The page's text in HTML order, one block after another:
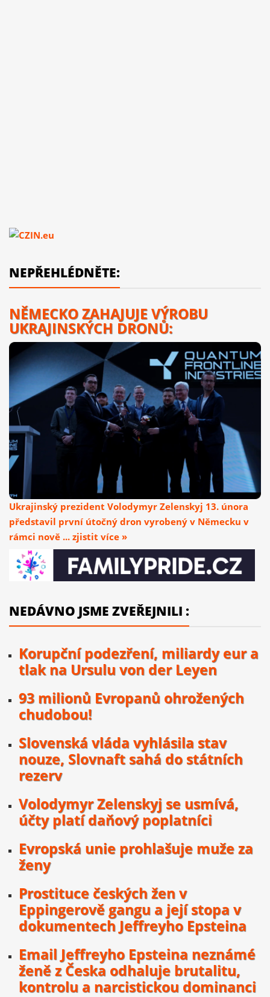
NEPŘEHLÉDNĚTE:
NĚMECKO ZAHAJUJE VÝROBU
UKRAJINSKÝCH DRONŮ:
Ukrajinský prezident Volodymyr Zelenskyj 13. února
představil první útočný dron vyrobený v Německu v
rámci nově ... zjistit více »
NEDÁVNO JSME ZVEŘEJNILI :
Korupční podezření, miliardy eur a
tlak na Ursulu von der Leyen
93 milionů Evropanů ohrožených
chudobou!
Slovenská vláda vyhlásila stav
nouze, Slovnaft sahá do státních
rezerv
Volodymyr Zelenskyj se usmívá,
účty platí daňový poplatníci
Evropská unie prohlašuje muže za
ženy
Prostituce českých žen v
Eppingerově gangu a její stopa v
dokumentech Jeffreyho Epsteina
Email Jeffreyho Epsteina neznámé
ženě z Česka odhaluje brutalitu,
kontrolu a narcistickou dominanci